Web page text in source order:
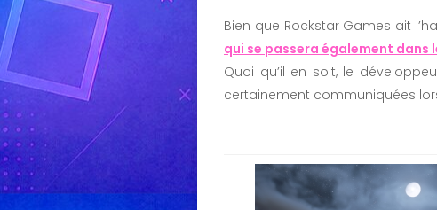
Bien que Rockstar Games ait
qui se passera également dans
Quoi qu’il en soit, le
certainement communiquées